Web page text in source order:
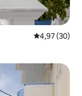
Note
4,97 (30)